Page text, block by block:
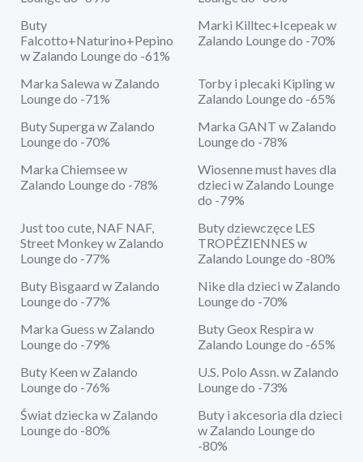
Buty
Falcotto+Naturino+Pepino
w Zalando Lounge do -61%
Marki Killtec+Icepeak w
Zalando Lounge do -70%
Marka Salewa w Zalando
Lounge do -71%
Torby i plecaki Kipling w
Zalando Lounge do -65%
Buty Superga w Zalando
Lounge do -70%
Marka GANT w Zalando
Lounge do -78%
Marka Chiemsee w
Zalando Lounge do -78%
Wiosenne must haves dla
dzieci w Zalando Lounge
do -79%
Just too cute, NAF NAF,
Street Monkey w Zalando
Lounge do -77%
Buty dziewczęce LES
TROPÉZIENNES w
Zalando Lounge do -80%
Buty Bisgaard w Zalando
Lounge do -77%
Nike dla dzieci w Zalando
Lounge do -70%
Marka Guess w Zalando
Lounge do -79%
Buty Geox Respira w
Zalando Lounge do -65%
Buty Keen w Zalando
Lounge do -76%
U.S. Polo Assn. w Zalando
Lounge do -73%
Świat dziecka w Zalando
Lounge do -80%
Buty i akcesoria dla dzieci
w Zalando Lounge do
-80%